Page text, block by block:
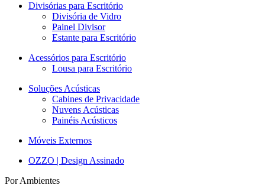
Divisórias para Escritório
Divisória de Vidro
Painel Divisor
Estante para Escritório
Acessórios para Escritório
Lousa para Escritório
Soluções Acústicas
Cabines de Privacidade
Nuvens Acústicas
Painéis Acústicos
Móveis Externos
OZZO | Design Assinado
Por Ambientes